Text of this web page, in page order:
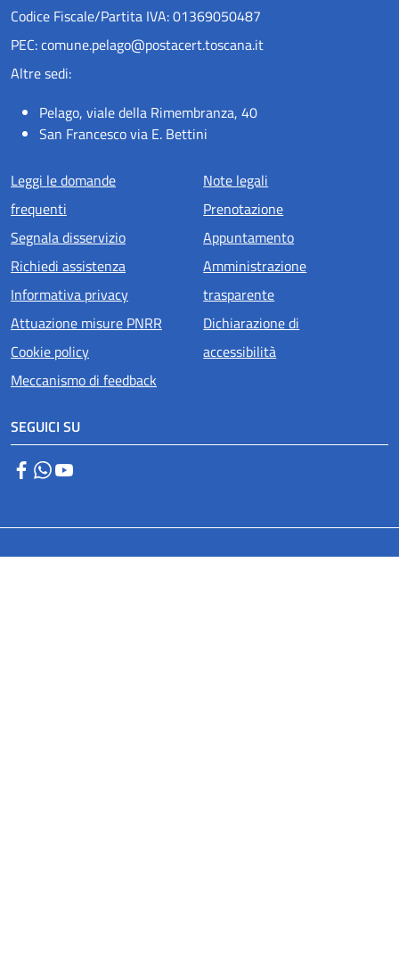
Codice Fiscale/Partita IVA: 01369050487
PEC: comune.pelago@postacert.toscana.it
Altre sedi:
Pelago, viale della Rimembranza, 40
San Francesco via E. Bettini
Menu piè di pagina
Leggi le domande
frequenti
Segnala disservizio
Richiedi assistenza
Informativa privacy
Attuazione misure PNRR
Cookie policy
Meccanismo di feedback
Note legali
Prenotazione
Appuntamento
Amministrazione
trasparente
Dichiarazione di
accessibilità
SEGUICI SU
FacebookWhatsApp
Small prints